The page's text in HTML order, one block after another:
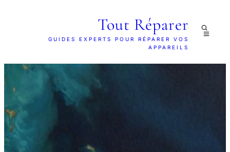
Tout Réparer
GUIDES EXPERTS POUR RÉPARER VOS
APPAREILS